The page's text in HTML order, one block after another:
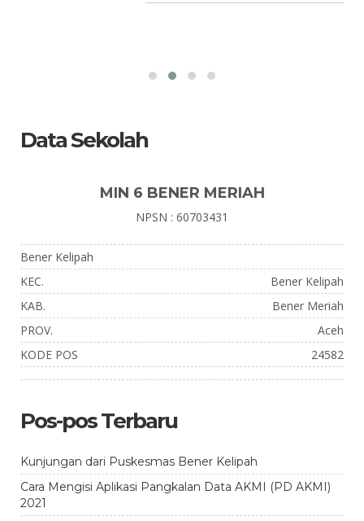
Data Sekolah
MIN 6 BENER MERIAH
NPSN : 60703431
Bener Kelipah
KEC.
Bener Kelipah
KAB.
Bener Meriah
PROV.
Aceh
KODE POS
24582
Pos-pos Terbaru
Kunjungan dari Puskesmas Bener Kelipah
Cara Mengisi Aplikasi Pangkalan Data AKMI (PD AKMI)
2021